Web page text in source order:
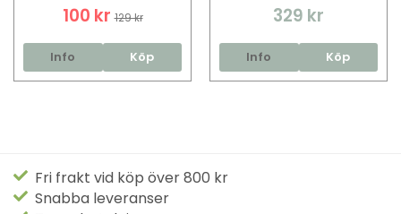
100 kr 129 kr
Info Köp
329 kr
Info Köp
Fri frakt vid köp över 800 kr
Snabba leveranser